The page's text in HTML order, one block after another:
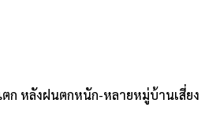
ก หลังฝนตกหนัก-หลายหมู่บ้านเสี่ยง